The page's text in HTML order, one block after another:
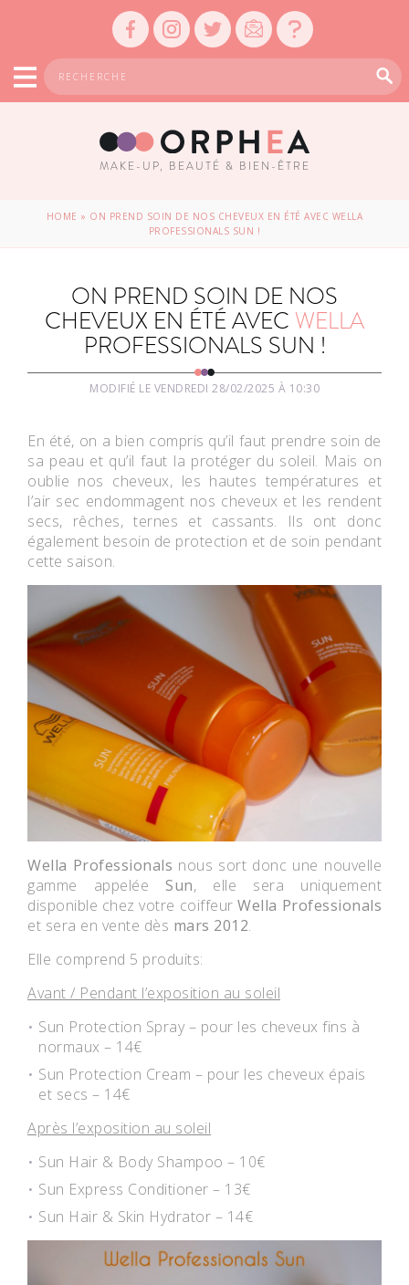
MAKE-UP, BEAUTÉ & BIEN-ÊTRE
HOME » ON PREND SOIN DE NOS CHEVEUX EN ÉTÉ AVEC WELLA
PROFESSIONALS SUN !
ON PREND SOIN DE NOS
CHEVEUX EN ÉTÉ AVEC WELLA
PROFESSIONALS SUN !
MODIFIÉ LE VENDREDI 28/02/2025 À 10:30
En été, on a bien compris qu’il faut prendre soin de
sa peau et qu’il faut la protéger du soleil. Mais on
oublie nos cheveux, les hautes températures et
l’air sec endommagent nos cheveux et les rendent
secs, rêches, ternes et cassants. Ils ont donc
également besoin de protection et de soin pendant
cette saison.
Wella Professionals nous sort donc une nouvelle
gamme appelée Sun, elle sera uniquement
disponible chez votre coiffeurWella Professionals
et sera en vente dès mars 2012.
Elle comprend 5 produits:
Avant / Pendant l’exposition au soleil
Sun Protection Spray – pour les cheveux fins à
normaux – 14€
Sun Protection Cream – pour les cheveux épais
et secs – 14€
Après l’exposition au soleil
Sun Hair & Body Shampoo – 10€
Sun Express Conditioner – 13€
Sun Hair & Skin Hydrator – 14€